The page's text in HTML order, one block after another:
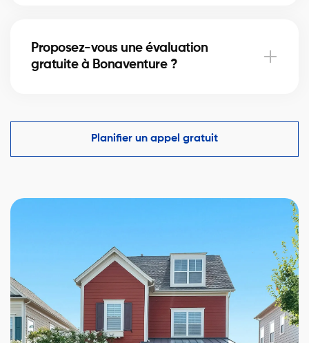
vous.Proposez-vous une évaluation
gratuite à Bonaventure ?
sur ventes récentes et tendances locales.
Planifier un appel gratuit